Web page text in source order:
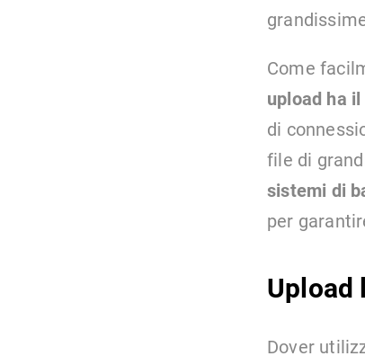
Come
upload ha
di
file di
sistemi di
per
Upload
Dover